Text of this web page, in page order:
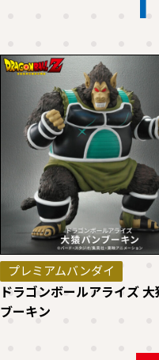
プレミアムバンダイ
ドラゴンボールアライズ
ブーキン